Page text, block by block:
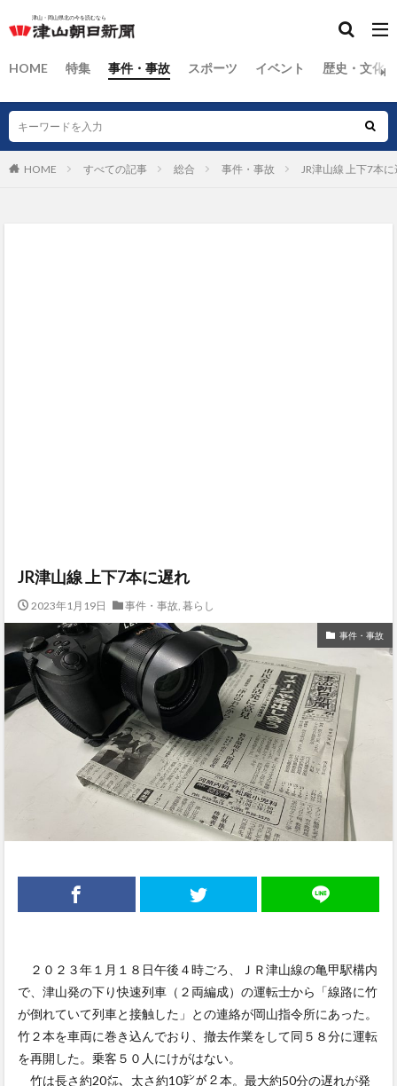
HOME 特集 事件・事故 スポーツ イベント 歴史・文化
HOME すべての記事 総合 事件・事故 JR津山線 上下7本
JR津山線 上下7本に遅れ
2023年1月19日 事件・事故, 暮らし
事件・事故
２０２３年１月１８日午後４時ごろ、ＪＲ津山線の亀甲駅構内
で、津山発の下り快速列車（２両編成）の運転士から「線路に竹
が倒れていて列車と接触した」との連絡が岡山指令所にあった。
竹２本を車両に巻き込んでおり、撤去作業をして同５８分に運転
を再開した。乗客５０人にけがはない。
竹は長さ約20㍍、太さ約10㌢が２本。最大約50分の遅れが発